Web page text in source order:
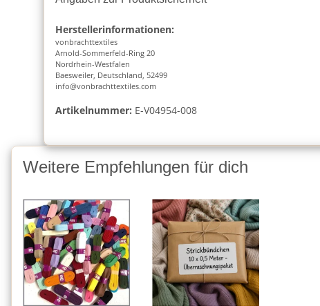
Herstellerinformationen:
vonbrachttextiles
Arnold-Sommerfeld-Ring 20
Nordrhein-Westfalen
Baesweiler, Deutschland, 52499
info@vonbrachttextiles.com
Artikelnummer: E-V04954-008
Weitere Empfehlungen für dich